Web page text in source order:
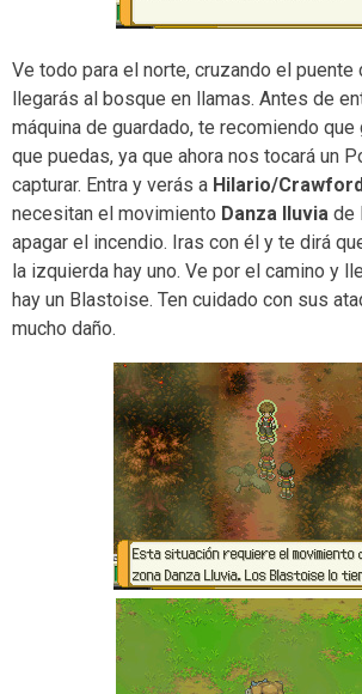
Ve todo para el norte, cruzando el puente
llegarás al bosque en llamas. Antes de
máquina de guardado, te recomiendo
que puedas, ya que ahora nos tocará un
capturar. Entra y verás a Hilario/
necesitan el movimiento Danza lluvia de
apagar el incendio. Iras con él y te dirá
la izquierda hay uno. Ve por el camino y
hay un Blastoise. Ten cuidado con sus
mucho daño.